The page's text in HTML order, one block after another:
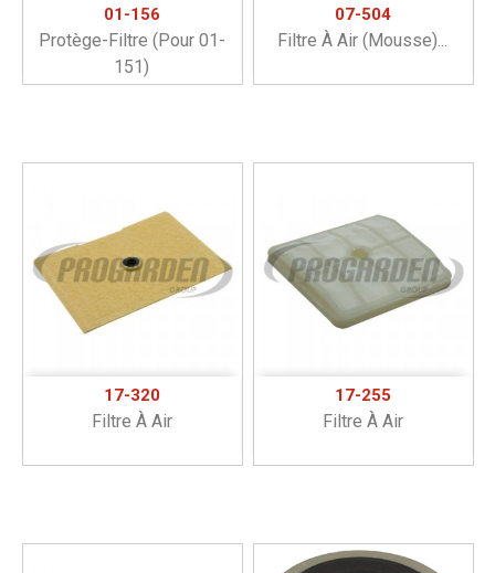
01-156
Protège-Filtre (pour 01-
151)
07-504
Filtre À Air (mousse)...
17-320
Filtre À Air
17-255
Filtre À Air